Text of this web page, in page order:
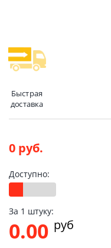
Быстрая
доставка
0 руб.
Доступно:
За 1 штуку:
0.00 pуб